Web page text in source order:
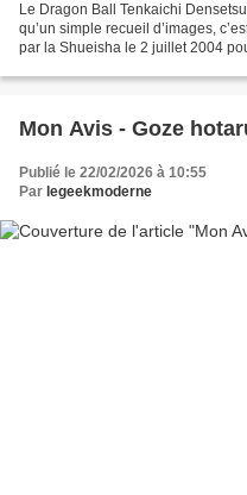
Le Dragon Ball Tenkaichi
qu’un simple recueil d’images,
par la Shueisha le 2 juillet 2004
Mon Avis - Goze
Publié le 22/02/2026 à 10:55
Par legeekmoderne